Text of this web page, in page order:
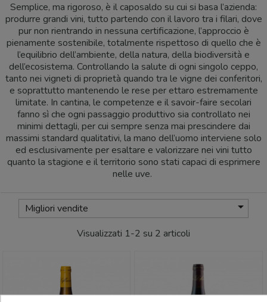
Semplice, ma rigoroso, è il caposaldo su cui si basa l’azienda:
produrre grandi vini, tutto partendo con il lavoro tra i filari, dove
pur non rientrando in nessuna certificazione, l’approccio è
pienamente sostenibile, totalmente rispettoso di quello che è
l’equilibrio dell’ambiente, della natura, della biodiversità e
dell’ecosistema. Controllando la salute di ogni singolo ceppo,
tanto nei vigneti di proprietà quando tra le vigne dei conferitori,
e soprattutto mantenendo le rese per ettaro estremamente
limitate. In cantina, le competenze e il savoir-faire secolari
fanno sì che ogni passaggio produttivo sia controllato nei
minimi dettagli, per cui sempre senza mai prescindere dai
massimi standard qualitativi, la mano dell’uomo interviene solo
ed esclusivamente per esaltare e valorizzare nei vini tutto
quanto la stagione e il territorio sono stati capaci di esprimere
nelle uve.
Migliori vendite 
Visualizzati 1-2 su 2 articoli